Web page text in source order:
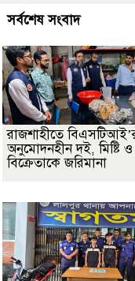
সর্বশেষ সংবাদ
রাজশাহীতে
অনুমোদনহীন দই, মিষ্টি ও
বিক্রেতাকে জরিমানা